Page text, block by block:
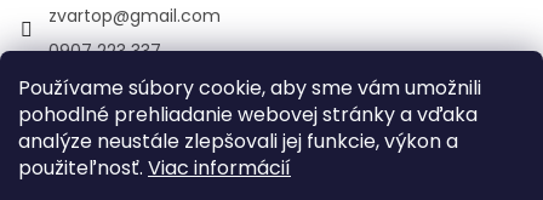
Používame súbory cookie, aby sme vám umožnili
pohodlné prehliadanie webovej stránky a vďaka
analýze neustále zlepšovali jej funkcie, výkon a
použiteľnosť. Viac informácií
zvartop@gmail.com
0907 223 337
Sledujte nás na Facebooku
zvartop_s.r.o